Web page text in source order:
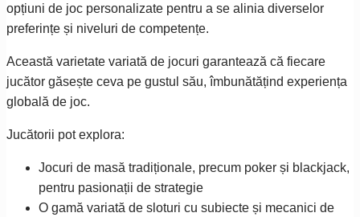
opțiuni de joc personalizate pentru a se alinia diverselor
preferințe și niveluri de competențe.
Această varietate variată de jocuri garantează că fiecare
jucător găsește ceva pe gustul său, îmbunătățind experiența
globală de joc.
Jucătorii pot explora:
Jocuri de masă tradiționale, precum poker și blackjack,
pentru pasionații de strategie
O gamă variată de sloturi cu subiecte și mecanici de